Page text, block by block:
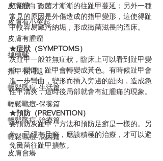
皮膚變白了
皮膚有小突起
皮膚有腫瘤
掉頭髮
指甲有問題
輕鬆戰痘-生活篇
輕鬆戰痘-保養篇
輕鬆戰痘-治療篇
輕鬆戰痘-成因篇
皮膚會癢
好治療，黴菌才漸漸的往趾甲蔓延；另外一種
常見的原因是外傷造成的指甲變形，這使得趾
甲較容易藏污納垢，形成黴菌滋長的溫床。
★症狀（SYMPTOMS）
灰趾甲一般並無症狀，臨床上可以看到趾甲變
粗、變厚，趾甲會轉變成黃色。有時候趾甲會
進一步彎曲，變形而插入旁邊的趾肉，造成急
性甲溝炎，這時後局部就會有紅腫痛的現象。
★預防（PREVENTION）
要預防灰趾甲，方法和預防足癬是一樣的。另
外，已經有足癬，應該積極的治療，才可以避
免黴菌往趾甲擴散。